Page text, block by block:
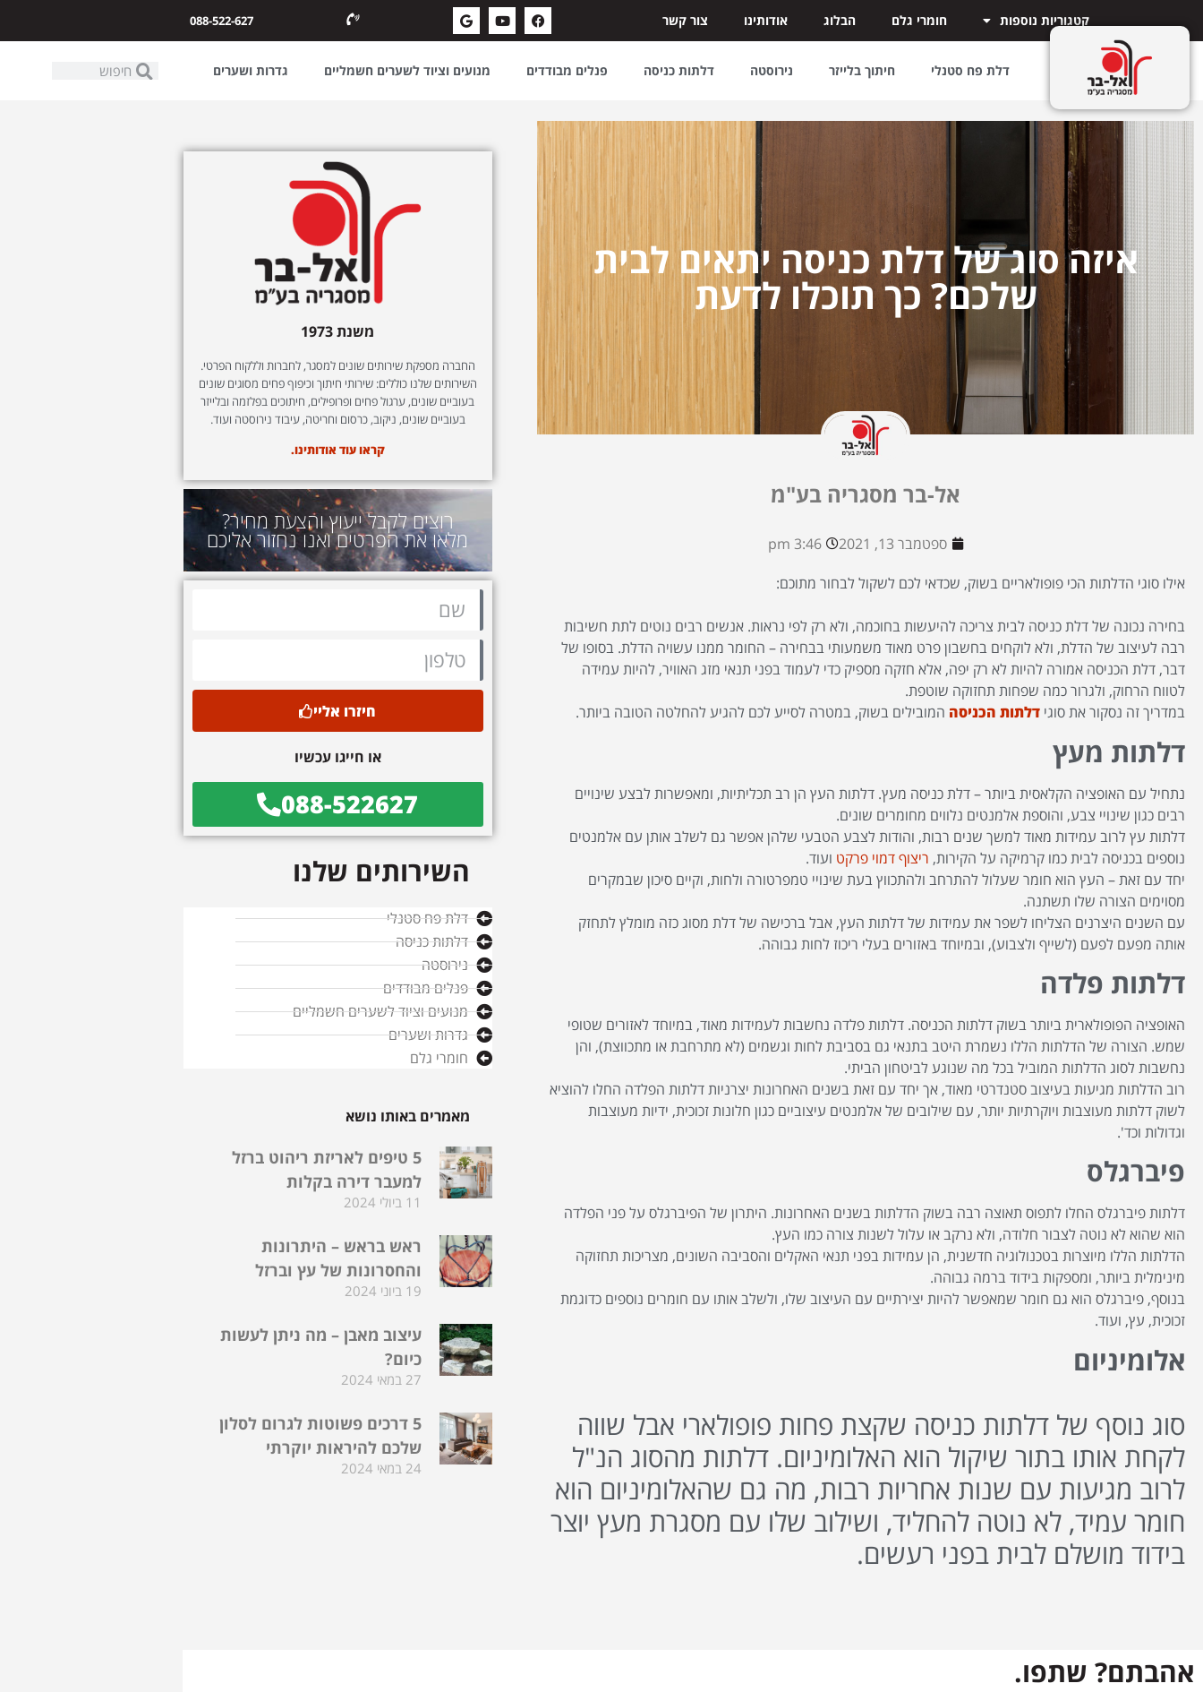
קטגוריות נוספות חומרי גלם הבלוג אודותינו צור קשר 088-522-627
דלת פח סטנלי חיתוך בלייזר נירוסטה דלתות כניסה פנלים מבודדים מנועים וציוד לשערים חשמליים גדרות ושערים
איזה סוג של דלת כניסה יתאים לבית
שלכם? כך תוכלו לדעת
אל-בר מסגריה בע"מ
ספטמבר 13, 2021
3:46 pm
אילו סוגי הדלתות הכי פופולאריים בשוק, שכדאי לכם לשקול לבחור מתוכם:
בחירה נכונה של דלת כניסה לבית צריכה להיעשות בחוכמה, ולא רק לפי נראות. אנשים רבים נוטים לתת חשיבות
רבה לעיצוב של הדלת, ולא לוקחים בחשבון פרט מאוד משמעותי בבחירה – החומר ממנו עשויה הדלת. בסופו של
דבר, דלת הכניסה אמורה להיות לא רק יפה, אלא חזקה מספיק כדי לעמוד בפני תנאי מזג האוויר, להיות עמידה
לטווח הרחוק, ולגרור כמה שפחות תחזוקה שוטפת.
במדריך זה נסקור את סוגי דלתות הכניסה המובילים בשוק, במטרה לסייע לכם להגיע להחלטה הטובה ביותר.
דלתות מעץ
נתחיל עם האופציה הקלאסית ביותר – דלת כניסה מעץ. דלתות העץ הן רב תכליתיות, ומאפשרות לבצע שינויים
רבים כגון שינויי צבע, והוספת אלמנטים נלווים מחומרים שונים.
דלתות עץ לרוב עמידות מאוד למשך שנים רבות, והודות לצבע הטבעי שלהן אפשר גם לשלב אותן עם אלמנטים
נוספים בכניסה לבית כמו קרמיקה על הקירות, ריצוף דמוי פרקט ועוד.
יחד עם זאת – העץ הוא חומר שעלול להתרחב ולהתכווץ בעת שינויי טמפרטורה ולחות, וקיים סיכון שבמקרים
מסוימים הצורה שלו תשתנה.
עם השנים היצרנים הצליחו לשפר את עמידות של דלתות העץ, אבל ברכישה של דלת מסוג כזה מומלץ לתחזק
אותה מפעם לפעם (לשייף ולצבוע), ובמיוחד באזורים בעלי ריכוז לחות גבוהה.
דלתות פלדה
האופציה הפופולארית ביותר בשוק דלתות הכניסה. דלתות פלדה נחשבות לעמידות מאוד, במיוחד לאזורים שטופי
שמש. הצורה של הדלתות הללו נשמרת היטב בתנאי גם בסביבת לחות וגשמים (לא מתרחבת או מתכווצת), והן
נחשבות לסוג הדלתות המוביל בכל מה שנוגע לביטחון הביתי.
רוב הדלתות מגיעות בעיצוב סטנדרטי מאוד, אך יחד עם זאת בשנים האחרונות יצרניות דלתות הפלדה החלו להוציא
לשוק דלתות מעוצבות ויוקרתיות יותר, עם שילובים של אלמנטים עיצוביים כגון חלונות זכוכית, ידיות מעוצבות
וגדולות וכד'.
פיברגלס
דלתות פיברגלס החלו לתפוס תאוצה רבה בשוק הדלתות בשנים האחרונות. היתרון של הפיברגלס על פני הפלדה
הוא שהוא לא נוטה לצבור חלודה, ולא נרקב או עלול לשנות צורה כמו העץ.
הדלתות הללו מיוצרות בטכנולוגיה חדשנית, הן עמידות בפני תנאי האקלים והסביבה השונים, מצריכות תחזוקה
מינימלית ביותר, ומספקות בידוד ברמה גבוהה.
בנוסף, פיברגלס הוא גם חומר שמאפשר להיות יצירתיים עם העיצוב שלו, ולשלב אותו עם חומרים נוספים כדוגמת
זכוכית, עץ, ועוד.
אלומיניום
סוג נוסף של דלתות כניסה שקצת פחות פופולארי אבל שווה
לקחת אותו בתור שיקול הוא האלומיניום. דלתות מהסוג הנ"ל
לרוב מגיעות עם שנות אחריות רבות, מה גם שהאלומיניום הוא
חומר עמיד, לא נוטה להחליד, ושילוב שלו עם מסגרת מעץ יוצר
בידוד מושלם לבית בפני רעשים.
משנת 1973
החברה מספקת שירותים שונים למסגר, לחברות וללקוח הפרטי.
השירותים שלנו כוללים: שירותי חיתוך וכיפוף פחים מסוגים שונים
בעוביים שונים, ערגול פחים ופרופילים, חיתוכים בפלזמה ובלייזר
בעוביים שונים, ניקוב, כרסום וחריטה, עיבוד נירוסטה ועוד.
קראו עוד אודותינו.
רוצים לקבל ייעוץ והצעת מחיר?
מלאו את הפרטים ואנו נחזור אליכם
חיזרו אליי
או חייגו עכשיו
088-522627
השירותים שלנו
דלת פח סטנלי
דלתות כניסה
נירוסטה
פנלים מבודדים
מנועים וציוד לשערים חשמליים
גדרות ושערים
חומרי גלם
מאמרים באותו נושא
5 טיפים לאריזת ריהוט ברזל
למעבר דירה בקלות
11 ביולי 2024
ראש בראש – היתרונות
והחסרונות של עץ וברזל
19 ביוני 2024
עיצוב מאבן – מה ניתן לעשות
כיום?
27 במאי 2024
5 דרכים פשוטות לגרום לסלון
שלכם להיראות יוקרתי
24 במאי 2024
אהבתם? שתפו.